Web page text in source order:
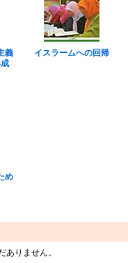
義
イスラームへの回帰
め
ありません。